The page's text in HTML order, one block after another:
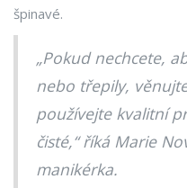
špinavé.
„Pokud nechcete,
nebo třepily,
používejte kvalitní
čisté,“ říká Marie
manikérka.